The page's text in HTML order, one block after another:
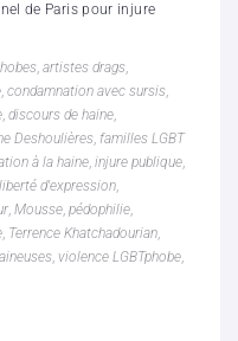
de Paris pour injure
, artistes drags,
, condamnation avec sursis,
, discours de haine,
Deshoulières, familles LGBT
à la haine, injure publique,
liberté d'expression,
, Mousse, pédophilie,
, Terrence Khatchadourian,
, violence LGBTphobe,